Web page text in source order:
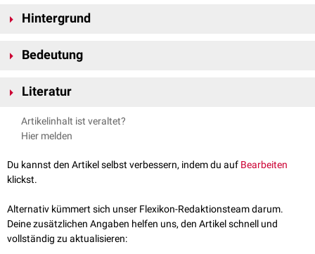
Hintergrund
Agieren erstmals 1905 anhand des Falls seiner Patientin Dora, die ihre
Bedeutung
Patienten zu helfen, seine unbewussten Motive zu erkennen und sie
Literatur
Pschyrembel Online – Agieren (Psychoanalyse), abgerufen am
26.03.2025
Psychoanalyse
, abgerufen am 25.03.2025
Artikelinhalt ist veraltet?
Hier melden
Du kannst den Artikel selbst verbessern, indem du auf Bearbeiten
klickst.
Alternativ kümmert sich unser Flexikon-Redaktionsteam darum.
Deine zusätzlichen Angaben helfen uns, den Artikel schnell und
vollständig zu aktualisieren: